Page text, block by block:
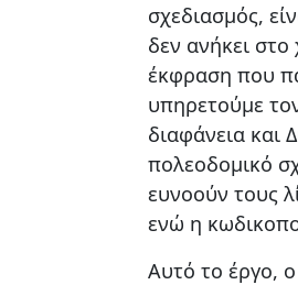
σχεδιασμός,
δεν ανήκει
έκφραση που
υπηρετούμε
διαφάνεια και
πολεοδομικό
ευνοούν τους
ενώ η
Αυτό το έργο,